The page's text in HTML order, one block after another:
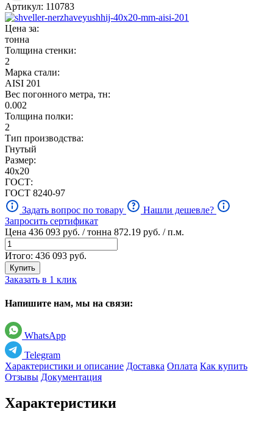
Артикул: 110783
Цена за:
тонна
Толщина стенки:
2
Марка стали:
AISI 201
Вес погонного метра, тн:
0.002
Толщина полки:
2
Тип производства:
Гнутый
Размер:
40х20
ГОСТ:
ГОСТ 8240-97
Задать вопрос по товару
Нашли дешевле?
Запросить сертификат
Цена 436 093 руб. / тонна 872.19 руб. / п.м.
Итого: 436 093 руб.
Купить
Заказать в 1 клик
Напишите нам, мы на связи:
WhatsApp
Telegram
Характеристики и описание Доставка Оплата Как купить
Отзывы Документация
Характеристики